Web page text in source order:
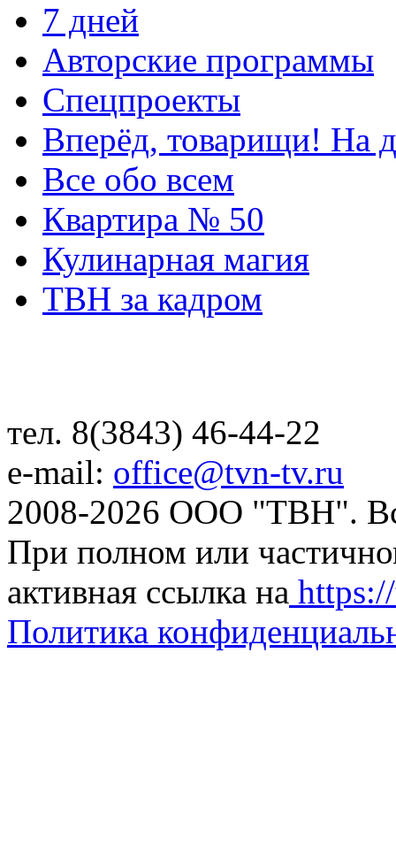
7 дней
Авторские программы
Спецпроекты
Вперёд, товарищи! На
Все обо всем
Квартира № 50
Кулинарная магия
ТВН за кадром
тел. 8(3843) 46-44-22
e-mail: office@tvn-tv.ru
2008-2026 ООО "ТВН".
При полном или
активная ссылка на
Политика